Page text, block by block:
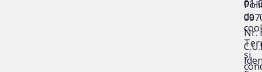
01-
Nr.
de
și